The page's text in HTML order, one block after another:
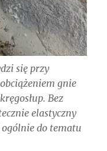
się przy
gnie
Bez
elastyczny
do tematu